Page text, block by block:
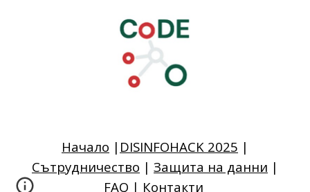
Начало | DISINFOHACK 2025 |
Сътрудничество | Защита на данни |
FAQ | Контакти